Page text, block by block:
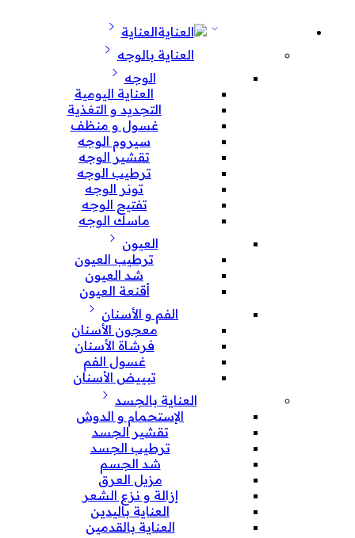
العناية
العناية بالوجه
الوجه
العناية اليومية
التجديد و التغذية
غسول و منظف
سيروم الوجه
تقشير الوجه
ترطيب الوجه
تونر الوجه
تفتيح الوجه
ماسك الوجه
العيون
ترطيب العيون
شد العيون
أقنعة العيون
الفم و الأسنان
معجون الأسنان
فرشاة الأسنان
غسول الفم
تبييض الأسنان
العناية بالجسد
الإستحمام و الدوش
تقشير الجسد
ترطيب الجسد
شد الجسم
مزيل العرق
إزالة و نزع الشعر
العناية باليدين
العناية بالقدمين